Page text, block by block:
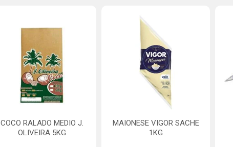
COCO RALADO MEDIO J.
OLIVEIRA 5KG
MAIONESE VIGOR SACHE
1KG